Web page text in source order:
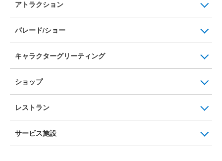
アトラクション
パレード/ショー
キャラクターグリーティング
ショップ
レストラン
サービス施設